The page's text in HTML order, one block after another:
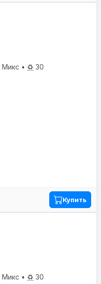
Микс • ♻️ 30
Купить
Микс • ♻️ 30